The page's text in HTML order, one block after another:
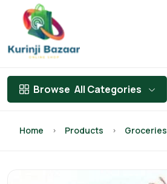
Browse All Categories
Home Products Groceries